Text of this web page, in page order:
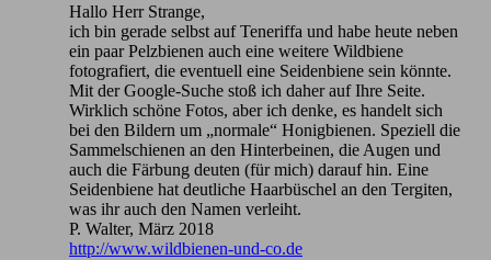
Hallo Herr Strange,
ich bin gerade selbst auf Teneriffa und habe heute neben
ein paar Pelzbienen auch eine weitere Wildbiene
fotografiert, die eventuell eine Seidenbiene sein könnte.
Mit der Google-Suche stoß ich daher auf Ihre Seite.
Wirklich schöne Fotos, aber ich denke, es handelt sich
bei den Bildern um „normale“ Honigbienen. Speziell die
Sammelschienen an den Hinterbeinen, die Augen und
auch die Färbung deuten (für mich) darauf hin. Eine
Seidenbiene hat deutliche Haarbüschel an den Tergiten,
was ihr auch den Namen verleiht.
P. Walter, März 2018
http://www.wildbienen-und-co.de